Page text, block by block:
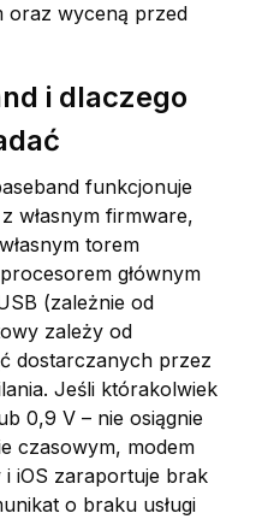
oraz wyceną przed
i dlaczego
funkcjonuje
własnym firmware,
torem
głównym
(zależnie od
zależy od
dostarczanych przez
Jeśli którakolwiek
0,9 V – nie osiągnie
czasowym, modem
iOS zaraportuje brak
o braku usługi